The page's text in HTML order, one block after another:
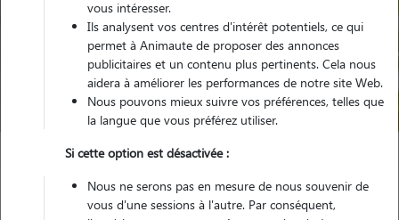
Pour quel animal ?
Trouver mon Pet Sitter
Bouches-du-Rhône
Port-Saint-Louis-du-Rhône
vous intéresser.
Ils analysent vos centres d'intérêt potentiels, ce qui
permet à Animaute de proposer des annonces
publicitaires et un contenu plus pertinents. Cela nous
aidera à améliorer les performances de notre site Web.
Nous pouvons mieux suivre vos préférences, telles que
la langue que vous préférez utiliser.
Si cette option est désactivée :
Nous ne serons pas en mesure de nous souvenir de
vous d'une sessions à l'autre. Par conséquent,